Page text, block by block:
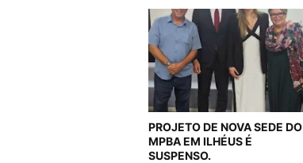
PROJETO DE NOVA SEDE DO
MPBA EM ILHÉUS É
SUSPENSO.